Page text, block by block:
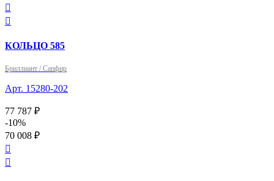


КОЛЬЦО 585
Бриллиант / Сапфир
Арт. 15280-202
77 787 ₽
-10%
70 008 ₽

